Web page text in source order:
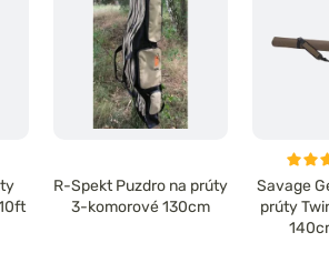
R-Spekt Puzdro na prúty
3-komorové 130cm
Savage
prúty